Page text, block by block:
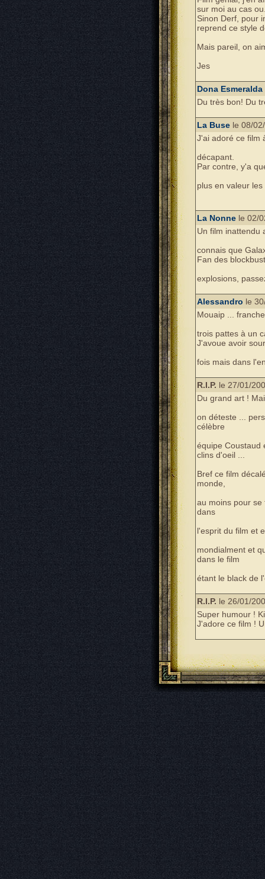
sur moi au cas
Sinon Derf, pour
reprend ce style
Mais pareil, on
Jes
Dona
Du très bon! Du
La Busele 08/
J'ai adoré ce film
décapant.
Par contre, y'a
plus en valeur
La Nonnele 02/
Un film inattendu
connais que
Fan des
explosions,
Alessandro le
Mouaip ...
trois pattes à un
J'avoue avoir
fois mais dans
R.I.P. le 27/01/
Du grand art !
on déteste ...
célèbre
équipe Coustaud
clins d'oeil ...
Bref ce film
monde,
au moins pour se
dans
l'esprit du film et
mondialment et
dans le film
étant le black de
R.I.P. le 26/01/
Super humour !
J'adore ce film !